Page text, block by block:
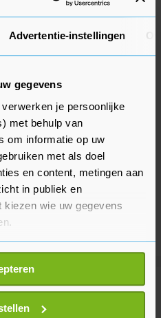
Advertentie-instellingen
gegevens
verwerken je persoonlijke
met behulp van
om informatie op uw
met als doel
en content, metingen aan
in publiek en
wie uw gegevens
ook graag:
over uw geografische
meter nauwkeurig kan zijn
door het actief te